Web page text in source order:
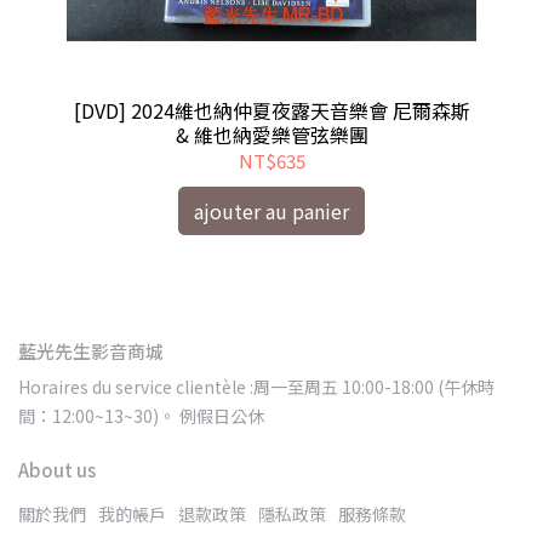
[DVD] 2024維也納仲夏夜露天音樂會 尼爾森斯
& 維也納愛樂管弦樂團
NT$635
ajouter au panier
藍光先生影音商城
Horaires du service clientèle :周一至周五 10:00-18:00 (午休時
間：12:00~13~30)。 例假日公休
About us
關於我們 我的帳戶 退款政策 隱私政策 服務條款